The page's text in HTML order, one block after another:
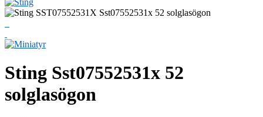
Sting Sst07552531x 52
solglasögon